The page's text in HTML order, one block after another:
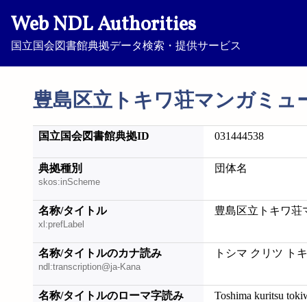
Web NDL Authorities
国立国会図書館典拠データ検索・提供サービス
豊島区立トキワ荘マンガミュ
国立国会図書館典拠ID 031444538
典拠種別
skos:inScheme
団体名
名称/タイトル
xl:prefLabel
豊島区立トキワ荘
名称/タイトルのカナ読み
ndl:transcription@ja-Kana
トシマ クリツ ト
名称/タイトルのローマ字読み Toshima kuritsu